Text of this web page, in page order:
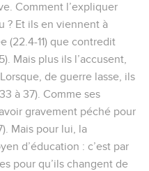
Comment l’expliquer
? Et ils en viennent à
(22.4-11) que contredit
Mais plus ils l’accusent,
de guerre lasse, ils
à 37). Comme ses
gravement péché pour
Mais pour lui, la
d’éducation : c’est par
pour qu’ils changent de